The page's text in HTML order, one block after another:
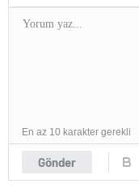
Gönder
En az 10 karakter gerekli